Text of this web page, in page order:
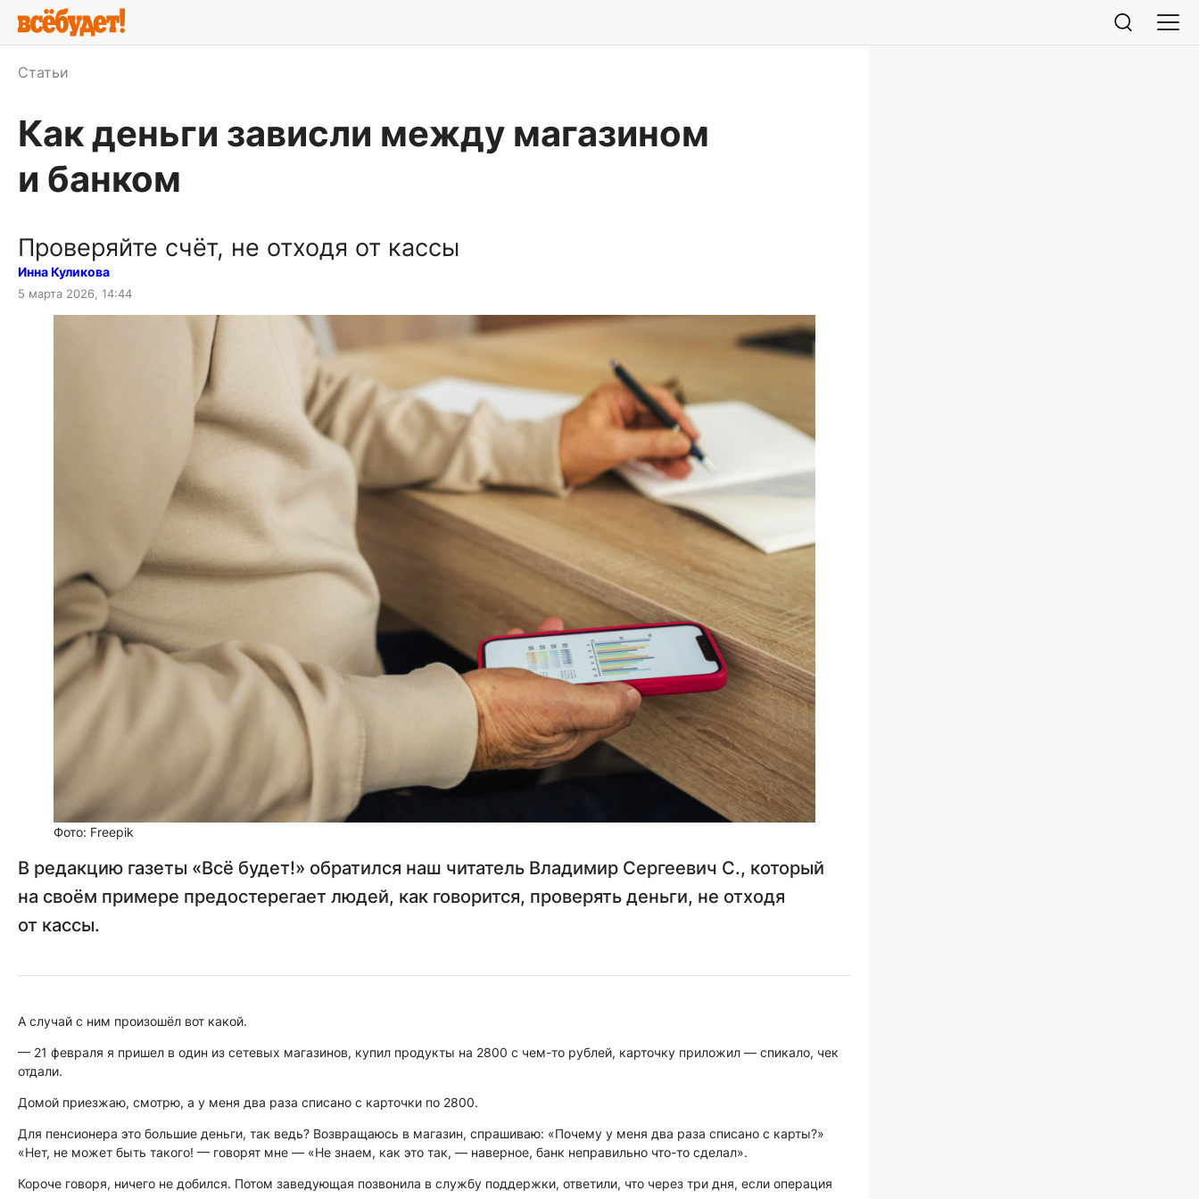
Статьи
Как деньги зависли между магазином
и банком
Проверяйте счёт, не отходя от кассы
Инна Куликова
5 марта 2026, 14:44
Фото: Freepik
В редакцию газеты «Всё будет!» обратился наш читатель Владимир Сергеевич С., который
на своём примере предостерегает людей, как говорится, проверять деньги, не отходя
от кассы.
А случай с ним произошёл вот какой.
— 21 февраля я пришел в один из сетевых магазинов, купил продукты на 2800 с чем-то рублей, карточку приложил — спикало, чек
отдали.
Домой приезжаю, смотрю, а у меня два раза списано с карточки по 2800.
Для пенсионера это большие деньги, так ведь? Возвращаюсь в магазин, спрашиваю: «Почему у меня два раза списано с карты?»
«Нет, не может быть такого! — говорят мне — «Не знаем, как это так, — наверное, банк неправильно что-то сделал».
Короче говоря, ничего не добился. Потом заведующая позвонила в службу поддержки, ответили, что через три дня, если операция